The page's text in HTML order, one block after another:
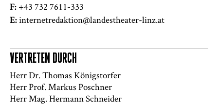
F: +43 732 7611-333
E: internetredaktion@landestheater-linz.at
VERTRETEN DURCH
Herr Dr. Thomas Königstorfer
Herr Prof. Markus Poschner
Herr Mag. Hermann Schneider